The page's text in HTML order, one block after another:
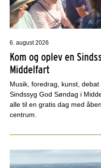
6. august 2026
Kom og oplev en
Middelfart
Musik, foredrag, kunst,
Sindssyg God Søndag i
alle til en gratis dag med
centrum.